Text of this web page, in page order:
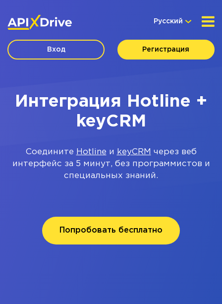
Русский
Вход Регистрация
Интеграция Hotline +
keyCRM
Соедините Hotline и keyCRM через веб
интерфейс за 5 минут, без программистов и
специальных знаний.
Попробовать бесплатно